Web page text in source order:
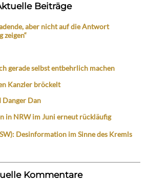
Beiträge
aber nicht auf die Antwort
zeigen“
gerade selbst entbehrlich machen
Kanzler bröckelt
Danger Dan
in NRW im Juni erneut rückläufig
Desinformation im Sinne des Kremls
Kommentare